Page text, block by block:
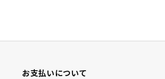
お支払いについて